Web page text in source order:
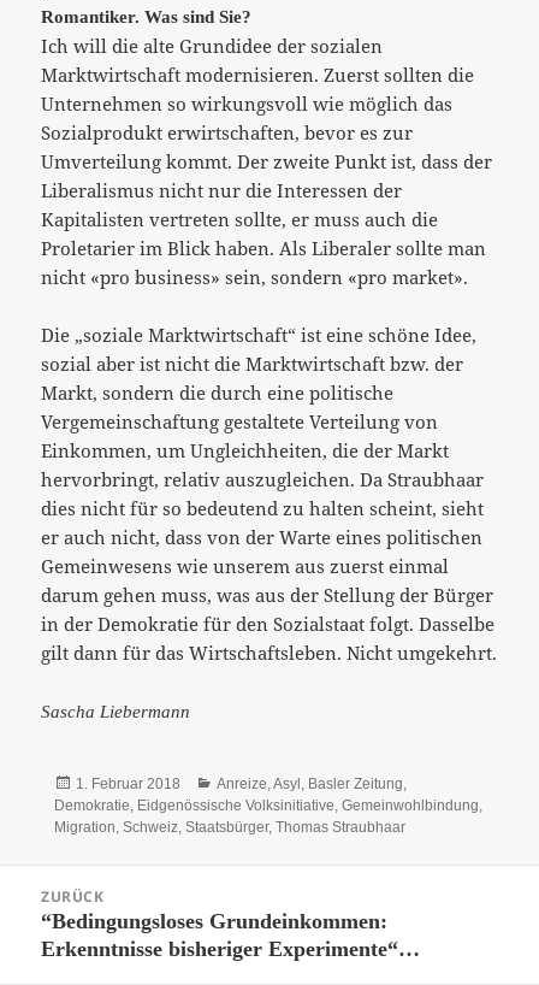
Romantiker. Was sind Sie?
Ich will die alte Grundidee der sozialen
Marktwirtschaft modernisieren. Zuerst sollten die
Unternehmen so wirkungsvoll wie möglich das
Sozialprodukt erwirtschaften, bevor es zur
Umverteilung kommt. Der zweite Punkt ist, dass der
Liberalismus nicht nur die Interessen der
Kapitalisten vertreten sollte, er muss auch die
Proletarier im Blick haben. Als Liberaler sollte man
nicht «pro business» sein, sondern «pro market».
Die „soziale Marktwirtschaft“ ist eine schöne Idee,
sozial aber ist nicht die Marktwirtschaft bzw. der
Markt, sondern die durch eine politische
Vergemeinschaftung gestaltete Verteilung von
Einkommen, um Ungleichheiten, die der Markt
hervorbringt, relativ auszugleichen. Da Straubhaar
dies nicht für so bedeutend zu halten scheint, sieht
er auch nicht, dass von der Warte eines politischen
Gemeinwesens wie unserem aus zuerst einmal
darum gehen muss, was aus der Stellung der Bürger
in der Demokratie für den Sozialstaat folgt. Dasselbe
gilt dann für das Wirtschaftsleben. Nicht umgekehrt.
Sascha Liebermann
Veröffentlicht
am
1. Februar 2018 Kategorien
Anreize Asyl Basler Zeitung
Demokratie Eidgenössische Volksinitiative Gemeinwohlbindung
Migration Schweiz, Staatsbürger, Thomas Straubhaar
Navigation
ZURÜCK
Vorheriger
Beitrag:
“Bedingungsloses Grundeinkommen:
Erkenntnisse bisheriger Experimente“…